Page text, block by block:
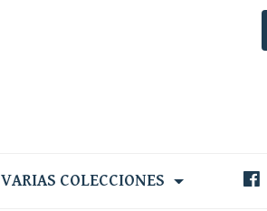
VARIAS COLECCIONES